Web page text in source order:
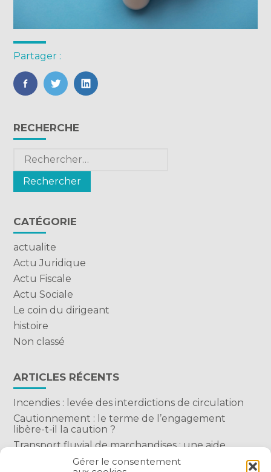
Gérer le consentement
Partager :
FaceBook
TwitterLinkedIn
Blog
sidebar
RECHERCHE
Rechercher :
CATÉGORIE
actualite
Actu Juridique
Actu Fiscale
Actu Sociale
Le coin du dirigeant
histoire
Non classé
ARTICLES RÉCENTS
Incendies : levée des interdictions de circulation
Cautionnement : le terme de l’engagement
libère-t-il la caution ?
Transport fluvial de marchandises : une aide
financière bienvenue